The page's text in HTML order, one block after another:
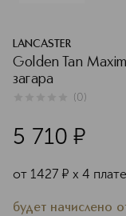
LANCASTER
Golden Tan
загара
(0)
5 710 ¤
от 1427 ¤ х 4
будет начислено